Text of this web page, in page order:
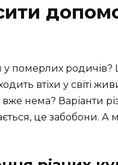
померлих родичів?
втіхи у світі
вже нема? Варіанти
це забобони. А